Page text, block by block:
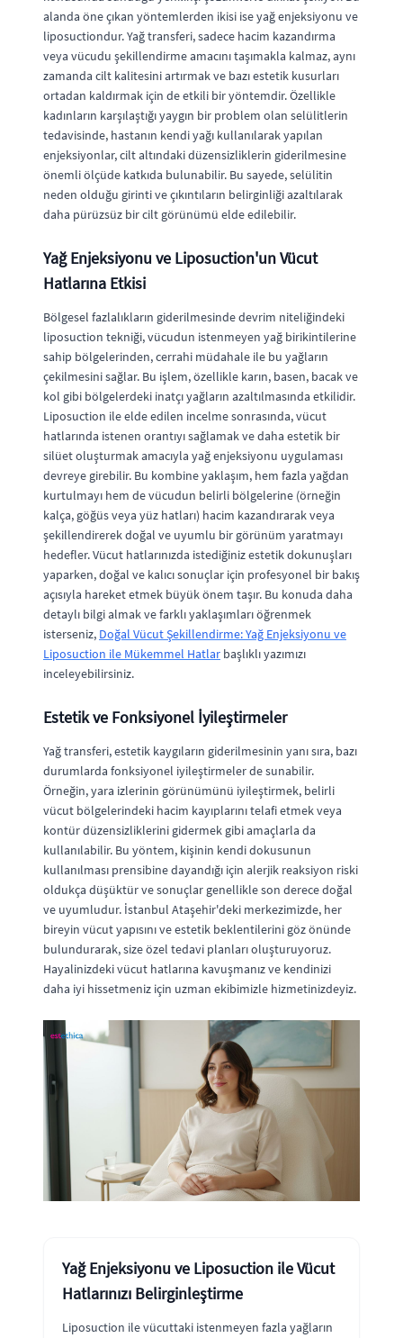
alanda öne çıkan yöntemlerden ikisi ise yağ enjeksiyonu ve
liposuctiondur. Yağ transferi, sadece hacim kazandırma
veya vücudu şekillendirme amacını taşımakla kalmaz, aynı
zamanda cilt kalitesini artırmak ve bazı estetik kusurları
ortadan kaldırmak için de etkili bir yöntemdir. Özellikle
kadınların karşılaştığı yaygın bir problem olan selülitlerin
tedavisinde, hastanın kendi yağı kullanılarak yapılan
enjeksiyonlar, cilt altındaki düzensizliklerin giderilmesine
önemli ölçüde katkıda bulunabilir. Bu sayede, selülitin
neden olduğu girinti ve çıkıntıların belirginliği azaltılarak
daha pürüzsüz bir cilt görünümü elde edilebilir.
Yağ Enjeksiyonu ve Liposuction'un Vücut
Hatlarına Etkisi
Bölgesel fazlalıkların giderilmesinde devrim niteliğindeki
liposuction tekniği, vücudun istenmeyen yağ birikintilerine
sahip bölgelerinden, cerrahi müdahale ile bu yağların
çekilmesini sağlar. Bu işlem, özellikle karın, basen, bacak ve
kol gibi bölgelerdeki inatçı yağların azaltılmasında etkilidir.
Liposuction ile elde edilen incelme sonrasında, vücut
hatlarında istenen orantıyı sağlamak ve daha estetik bir
silüet oluşturmak amacıyla yağ enjeksiyonu uygulaması
devreye girebilir. Bu kombine yaklaşım, hem fazla yağdan
kurtulmayı hem de vücudun belirli bölgelerine (örneğin
kalça, göğüs veya yüz hatları) hacim kazandırarak veya
şekillendirerek doğal ve uyumlu bir görünüm yaratmayı
hedefler. Vücut hatlarınızda istediğiniz estetik dokunuşları
yaparken, doğal ve kalıcı sonuçlar için profesyonel bir bakış
açısıyla hareket etmek büyük önem taşır. Bu konuda daha
detaylı bilgi almak ve farklı yaklaşımları öğrenmek
isterseniz, Doğal Vücut Şekillendirme: Yağ Enjeksiyonu ve
Liposuction ile Mükemmel Hatlar başlıklı yazımızı
inceleyebilirsiniz.
Estetik ve Fonksiyonel İyileştirmeler
Yağ transferi, estetik kaygıların giderilmesinin yanı sıra, bazı
durumlarda fonksiyonel iyileştirmeler de sunabilir.
Örneğin, yara izlerinin görünümünü iyileştirmek, belirli
vücut bölgelerindeki hacim kayıplarını telafi etmek veya
kontür düzensizliklerini gidermek gibi amaçlarla da
kullanılabilir. Bu yöntem, kişinin kendi dokusunun
kullanılması prensibine dayandığı için alerjik reaksiyon riski
oldukça düşüktür ve sonuçlar genellikle son derece doğal
ve uyumludur. İstanbul Ataşehir'deki merkezimizde, her
bireyin vücut yapısını ve estetik beklentilerini göz önünde
bulundurarak, size özel tedavi planları oluşturuyoruz.
Hayalinizdeki vücut hatlarına kavuşmanız ve kendinizi
daha iyi hissetmeniz için uzman ekibimizle hizmetinizdeyiz.
Yağ Enjeksiyonu ve Liposuction ile Vücut
Hatlarınızı Belirginleştirme
Liposuction ile vücuttaki istenmeyen fazla yağların